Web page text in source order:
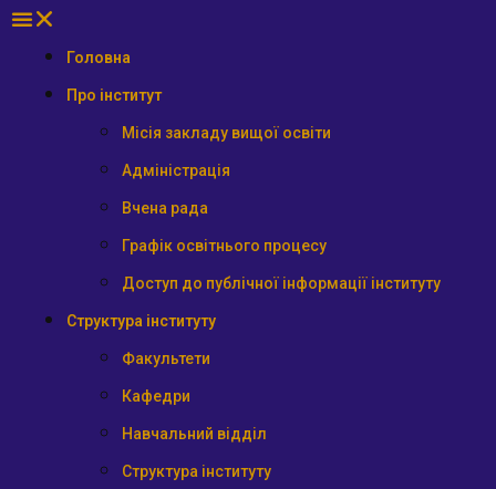
Головна
Про інститут
Місія закладу вищої освіти
Адміністрація
Вчена рада
Графік освітнього процесу
Доступ до публічної інформації інституту
Структура інституту
Факультети
Кафедри
Навчальний відділ
Структура інституту